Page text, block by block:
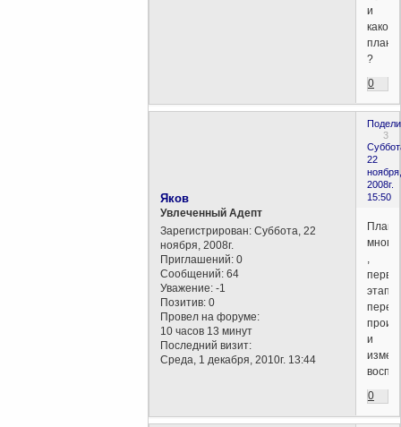
и
каков
план
?
0
3
22
ноября,
2008г.
15:50
Яков
Увлеченный Адепт
Зарегистрирован: Суббота, 22
ноября, 2008г.
Приглашений: 0
Сообщений: 64
Уважение: -1
Позитив: 0
Провел на форуме:
10 часов 13 минут
Последний визит:
Среда, 1 декабря, 2010г. 13:44
План
этап
и
0